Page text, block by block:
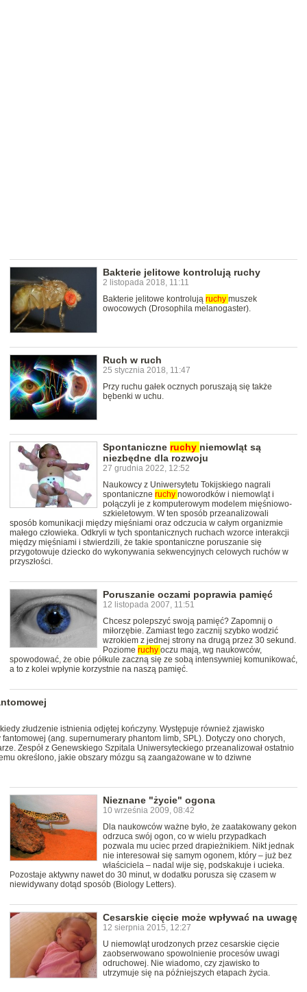
Bakterie jelitowe kontrolują ruchy
2 listopada 2018, 11:11
Bakterie jelitowe kontrolują ruchy muszek
owocowych (Drosophila melanogaster).
Ruch w ruch
25 stycznia 2018, 11:47
Przy ruchu gałek ocznych poruszają się także
bębenki w uchu.
Spontaniczne ruchy niemowląt są
niezbędne dla rozwoju
27 grudnia 2022, 12:52
Naukowcy z Uniwersytetu Tokijskiego nagrali
spontaniczne ruchy noworodków i niemowląt i
połączyli je z komputerowym modelem mięśniowo-
szkieletowym. W ten sposób przeanalizowali
sposób komunikacji między mięśniami oraz odczucia w całym organizmie
małego człowieka. Odkryli w tych spontanicznych ruchach wzorce interakcji
między mięśniami i stwierdzili, że takie spontaniczne poruszanie się
przygotowuje dziecko do wykonywania sekwencyjnych celowych ruchów w
przyszłości.
Poruszanie oczami poprawia pamięć
12 listopada 2007, 11:51
Chcesz polepszyć swoją pamięć? Zapomnij o
miłorzębie. Zamiast tego zacznij szybko wodzić
wzrokiem z jednej strony na drugą przez 30 sekund.
Poziome ruchy oczu mają, wg naukowców,
spowodować, że obie półkule zaczną się ze sobą intensywniej komunikować,
a to z kolei wpłynie korzystnie na naszą pamięć.
złudzenie istnienia odjętej kończyny. Występuje również zjawisko
(ang. supernumerary phantom limb, SPL). Dotyczy ono chorych,
Zespół z Genewskiego Szpitala Uniwersyteckiego przeanalizował ostatnio
określono, jakie obszary mózgu są zaangażowane w to dziwne
Nieznane "życie" ogona
10 września 2009, 08:42
Dla naukowców ważne było, że zaatakowany gekon
odrzuca swój ogon, co w wielu przypadkach
pozwala mu uciec przed drapieżnikiem. Nikt jednak
nie interesował się samym ogonem, który – już bez
właściciela – nadal wije się, podskakuje i ucieka.
Pozostaje aktywny nawet do 30 minut, w dodatku porusza się czasem w
niewidywany dotąd sposób (Biology Letters).
Cesarskie cięcie może wpływać na uwagę
12 sierpnia 2015, 12:27
U niemowląt urodzonych przez cesarskie cięcie
zaobserwowano spowolnienie procesów uwagi
odruchowej. Nie wiadomo, czy zjawisko to
utrzymuje się na późniejszych etapach życia.